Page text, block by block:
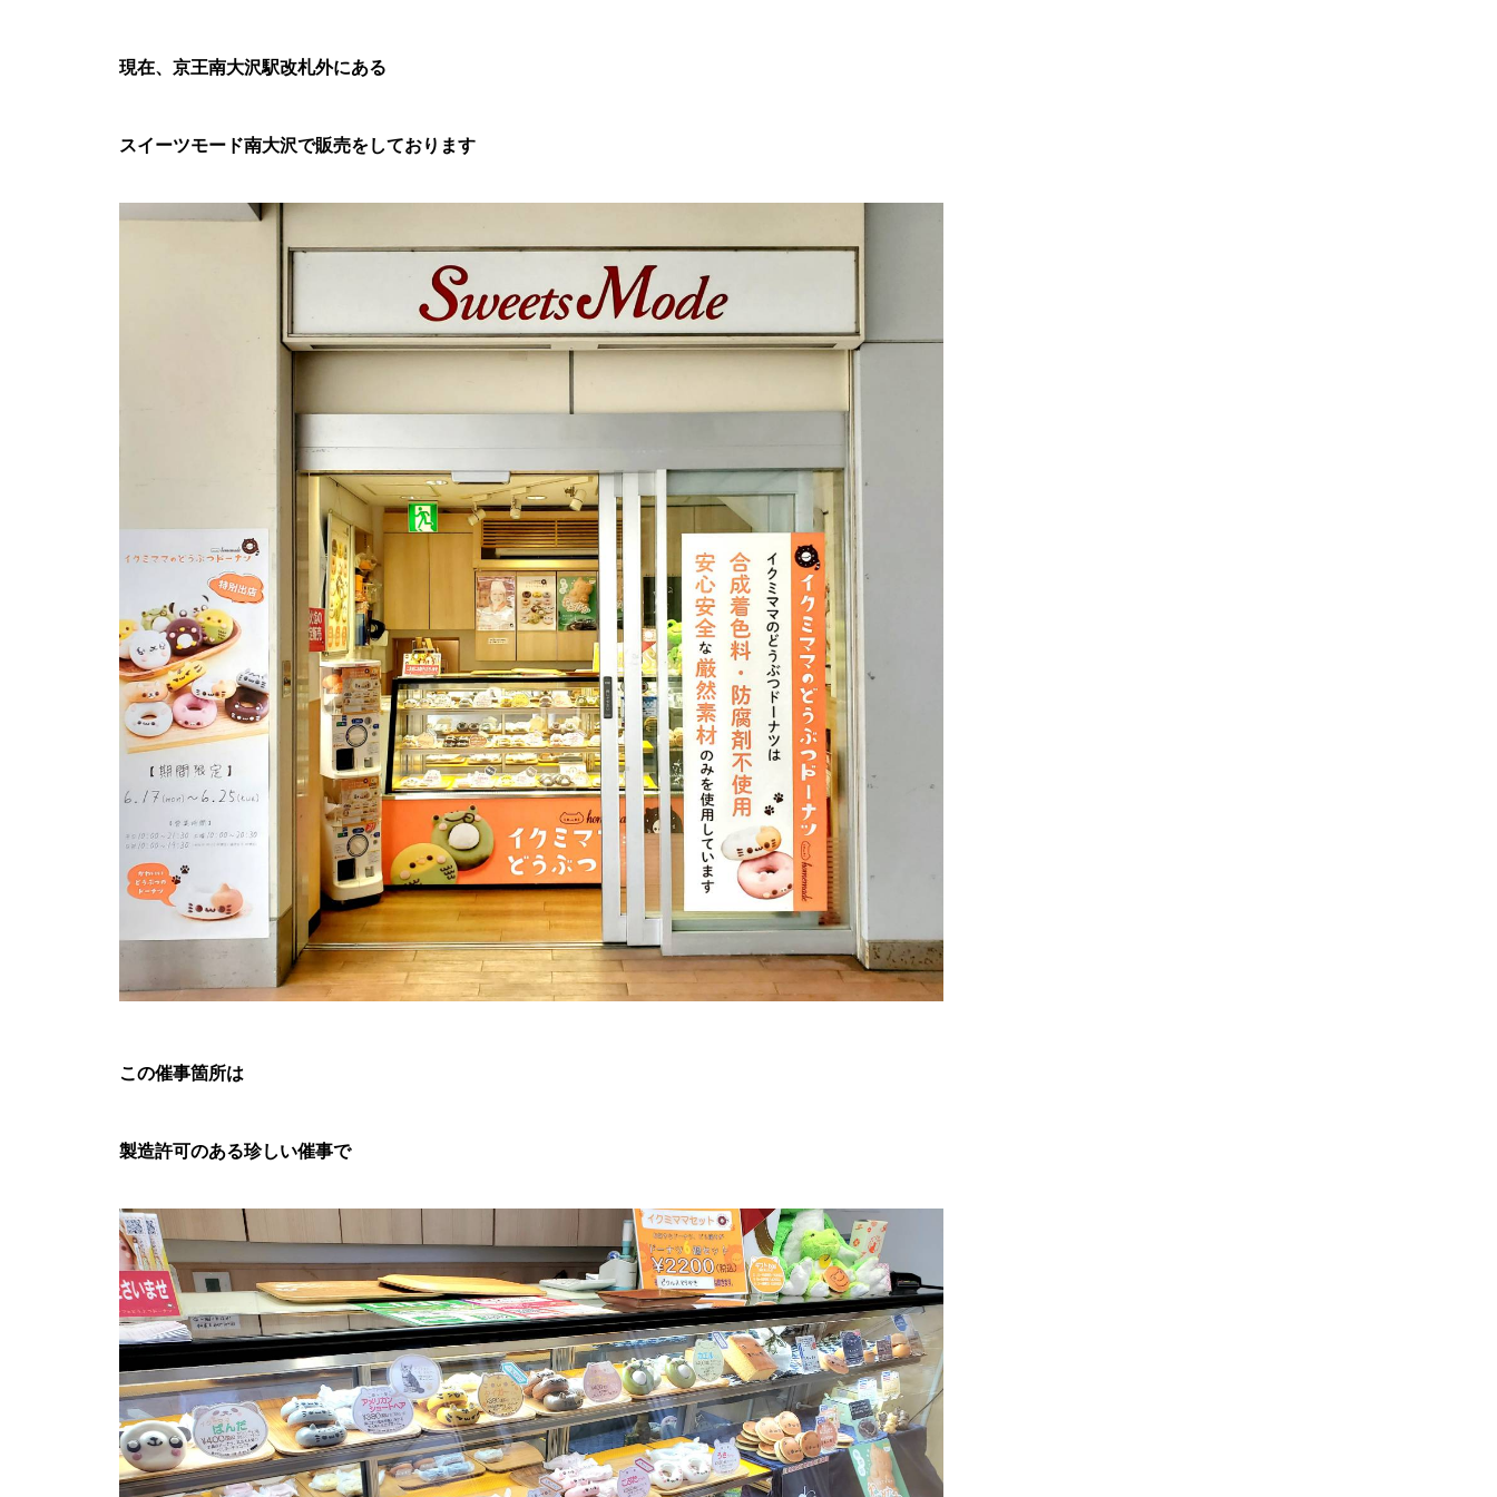
現在、京王南大沢駅改札外にある
スイーツモード南大沢で販売をしております
この催事箇所は
製造許可のある珍しい催事で